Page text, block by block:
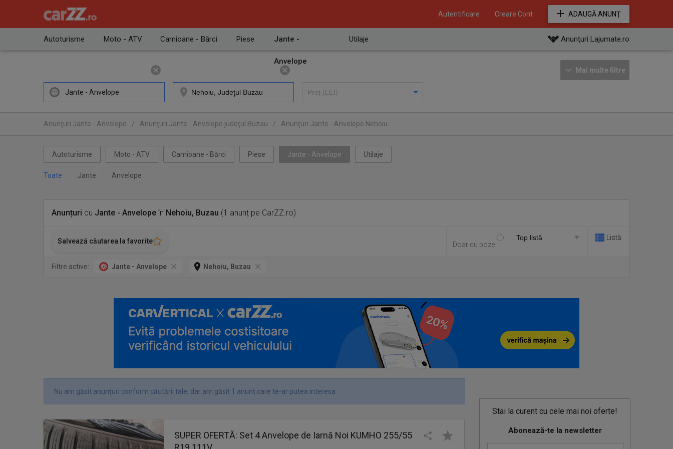
Autentificare Creare Cont ADAUGĂ ANUNŢ
Autoturisme Moto - ATV Camioane - Bărci Piese Jante -
Anvelope
Utilaje Anunţuri Lajumate.ro
Jante - Anvelope
Mai multe filtre
Anunţuri Jante - Anvelope / Anunţuri Jante - Anvelope judeţul Buzau / Anunţuri Jante - Anvelope Nehoiu
Autoturisme Moto - ATV Camioane - Bărci Piese Jante - Anvelope Utilaje
Toate Jante Anvelope
Anunțuri cu Jante - Anvelopeîn Nehoiu, Buzau (1 anunț pe CarZZ.ro)
Salvează căutarea la favorite Doar cu poze
Listă
Filtre active: Jante - Anvelope Nehoiu, Buzau
Stai la curent cu cele mai noi oferte!
Abonează-te la newsletter
Nu am găsit anunțuri conform căutării tale, dar am găsit 1 anunț care te-ar putea interesa.
SUPER OFERTĂ: Set 4 Anvelope de Iarnă Noi KUMHO 255/55